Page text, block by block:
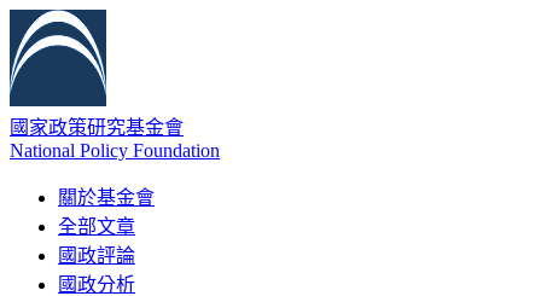
國家政策研究基金會
National Policy Foundation
關於基金會
全部文章
國政評論
國政分析